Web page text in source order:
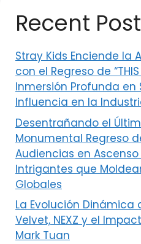
Recent
Stray Kids Enciende la
con el Regreso de “THIS
Inmersión Profunda en
Influencia en la
Desentrañando el
Monumental Regreso
Audiencias en
Intrigantes que
Globales
La Evolución Dinámica
Velvet, NEXZ y el
Mark Tuan